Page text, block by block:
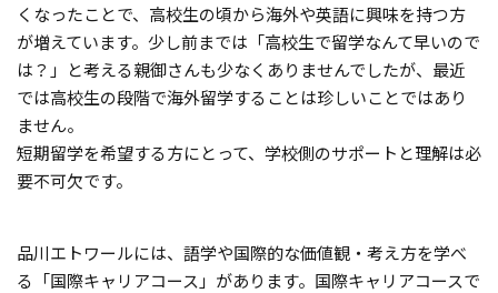
くなったことで、高校生の頃から海外や英語に興味を持つ方
が増えています。少し前までは「高校生で留学なんて早いので
は？」と考える親御さんも少なくありませんでしたが、最近
では高校生の段階で海外留学することは珍しいことではあり
ません。
短期留学を希望する方にとって、学校側のサポートと理解は必
要不可欠です。
品川エトワールには、語学や国際的な価値観・考え方を学べ
る「国際キャリアコース」があります。国際キャリアコースで